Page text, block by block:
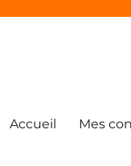
Accueil Mes